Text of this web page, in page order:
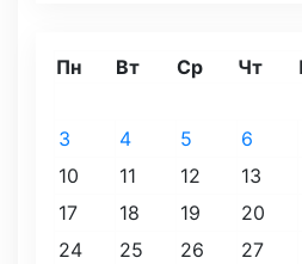
Пн Вт Ср Чт
3
4 5 6
10
11 12 13
17
18 19 20
24
25 26 27